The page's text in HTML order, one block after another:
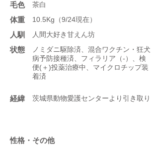
​毛色 茶白
体重 10.5Kg（9/24現在）
人馴 人間大好き甘えん坊
状態
ノミダニ駆除済、混合ワクチン・狂犬
病予防接種済、フィラリア（-）、検
便(＋)投薬治療中、マイクロチップ装
着済
​経緯 茨城県動物愛護センターより引き取り
性格・その他